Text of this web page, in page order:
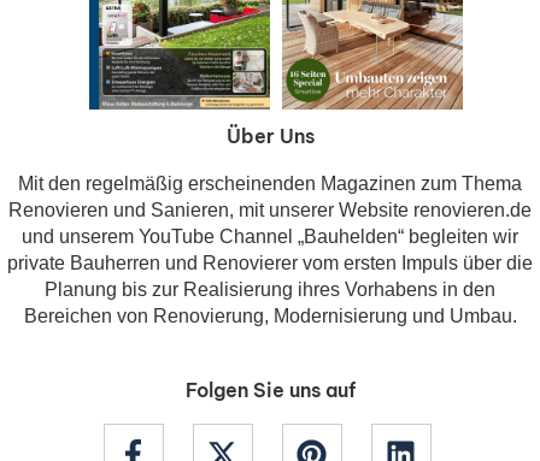
Über Uns
Mit den regelmäßig erscheinenden Magazinen zum Thema
Renovieren und Sanieren, mit unserer Website renovieren.de
und unserem YouTube Channel „Bauhelden“ begleiten wir
private Bauherren und Renovierer vom ersten Impuls über die
Planung bis zur Realisierung ihres Vorhabens in den
Bereichen von Renovierung, Modernisierung und Umbau.
Folgen Sie uns auf